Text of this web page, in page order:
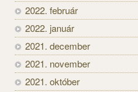
2022. február
2022. január
2021. december
2021. november
2021. október